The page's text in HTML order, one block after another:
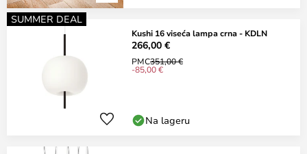
SUMMER DEAL
Kushi 16 viseća lampa crna - KDLN
266,00 €
PMC351,00 €
-85,00 €
Na lageru